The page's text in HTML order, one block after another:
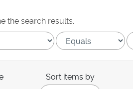
the search results.
Sort items by